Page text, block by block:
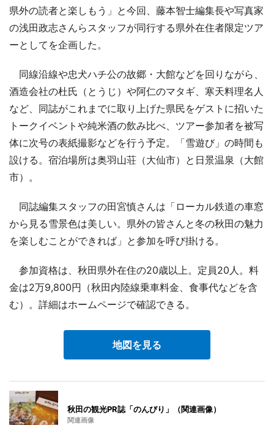
県外の読者と楽しもう」と今回、藤本智士編集長や写真家
の浅田政志さんらスタッフが同行する県外在住者限定ツア
ーとしてを企画した。
同線沿線や忠犬ハチ公の故郷・大館などを回りながら、
酒造会社の杜氏（とうじ）や阿仁のマタギ、寒天料理名人
など、同誌がこれまでに取り上げた県民をゲストに招いた
トークイベントや純米酒の飲み比べ、ツアー参加者を被写
体に次号の表紙撮影などを行う予定。「雪遊び」の時間も
設ける。宿泊場所は奥羽山荘（大仙市）と日景温泉（大館
市）。
同誌編集スタッフの田宮慎さんは「ローカル鉄道の車窓
から見る雪景色は美しい。県外の皆さんと冬の秋田の魅力
を楽しむことができれば」と参加を呼び掛ける。
参加資格は、秋田県外在住の20歳以上。定員20人。料
金は2万9,800円（秋田内陸線乗車料金、食事代などを含
む）。詳細はホームページで確認できる。
地図を見る
秋田の観光PR誌「のんびり」（関連画像）
関連画像